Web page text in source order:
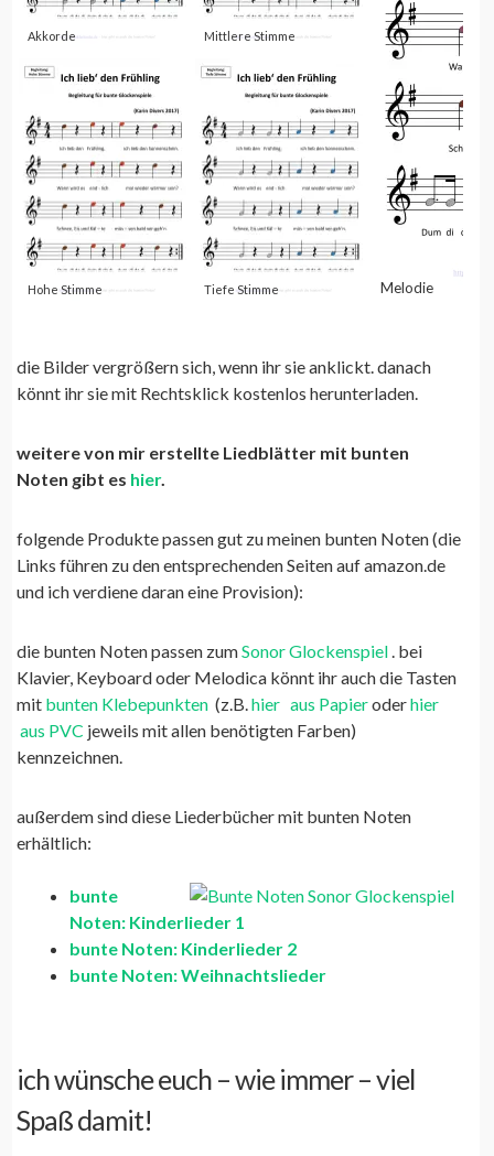
Akkorde
Hohe Stimme
Mittlere Stimme
Tiefe Stimme Melodie
die Bilder vergrößern sich, wenn ihr sie anklickt. danach
könnt ihr sie mit Rechtsklick kostenlos herunterladen.
weitere von mir erstellte Liedblätter mit bunten
Noten gibt es hier.
folgende Produkte passen gut zu meinen bunten Noten (die
Links führen zu den entsprechenden Seiten auf amazon.de
und ich verdiene daran eine Provision):
die bunten Noten passen zumSonor Glockenspiel . bei
Klavier, Keyboard oder Melodica könnt ihr auch die Tasten
mit bunten Klebepunkten (z.B.hier aus Papieroderhier
aus PVC jeweils mit allen benötigten Farben)
kennzeichnen.
außerdem sind diese Liederbücher mit bunten Noten
erhältlich:
bunte
Noten: Kinderlieder 1
bunte Noten: Kinderlieder 2
bunte Noten: Weihnachtslieder
ich wünsche euch – wie immer – viel
Spaß damit!